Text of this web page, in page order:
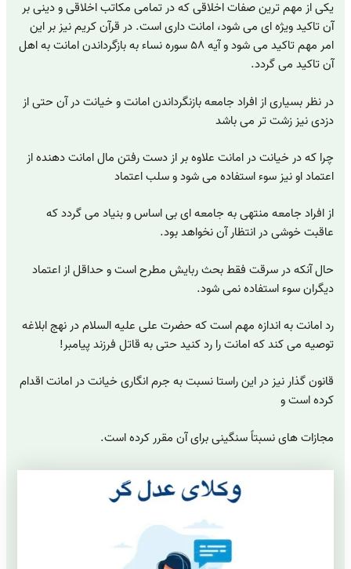
یکی از مهم ترین صفات اخلاقی که در تمامی مکاتب اخلاقی و دینی بر
آن تاکید ویژه ای می شود، امانت داری است. در قرآن کریم نیز بر این
امر مهم تاکید می شود و آیه ۵۸ سوره نساء به بازگرداندن امانت به اهل
آن تاکید می گردد.
در نظر بسیاری از افراد جامعه بازنگرداندن امانت و خیانت در آن حتی از
دزدی نیز زشت تر می باشد
چرا که در خیانت در امانت علاوه بر از دست رفتن مال امانت دهنده از
اعتماد او نیز سوء استفاده می شود و سلب اعتماد
از افراد جامعه منتهی به جامعه ای بی اساس و بنیاد می گردد که
عاقبت خوشی در انتظار آن نخواهد بود.
حال آنکه در سرقت فقط بحث ربایش مطرح است و حداقل از اعتماد
دیگران سوء استفاده نمی شود.
رد امانت به اندازه مهم است که حضرت علی علیه السلام در نهج ابلاغه
توصیه می کند که امانت را رد کنید حتی به قاتل فرزند پیامبر!
قانون گذار نیز در این راستا نسبت به جرم انگاری خیانت در امانت اقدام
کرده است و
مجازات های نسبتاً سنگینی برای آن مقرر کرده است.